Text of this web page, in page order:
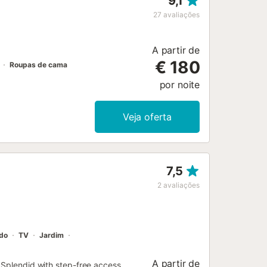
ramificam-se pequenas ruas
27 avaliações
Roupas de cama
A partir de
€ 180
por noite
Veja oferta
7,5
2 avaliações
TV
Jardim
with step-free access
A partir de